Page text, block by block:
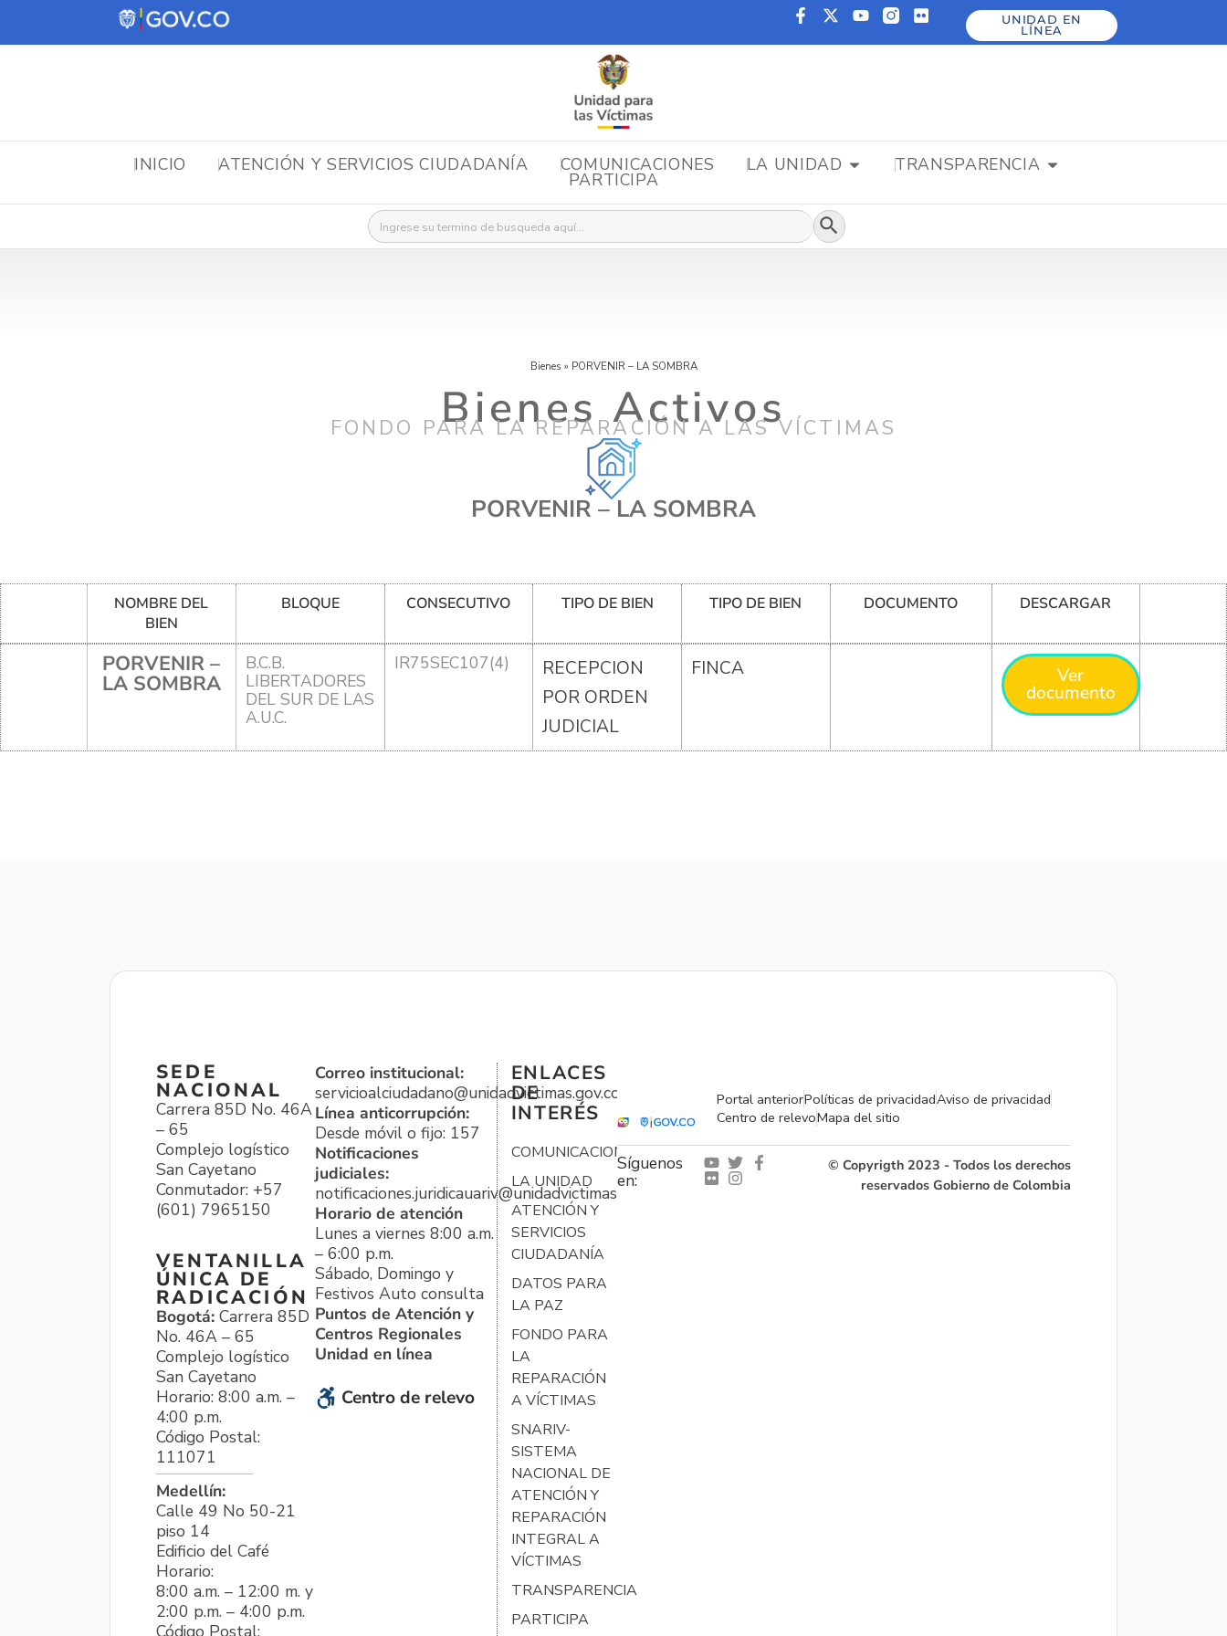
UNIDAD EN
LÍNEA
INICIO ATENCIÓN Y SERVICIOS CIUDADANÍA COMUNICACIONES LA UNIDAD TRANSPARENCIA
PARTICIPA
Buscar: Botón de búsqueda
Bienes » PORVENIR – LA SOMBRA
Bienes Activos
FONDO PARA LA REPARACIÓN A LAS VÍCTIMAS
PORVENIR – LA SOMBRA
NOMBRE DEL
BIEN
BLOQUE CONSECUTIVO TIPO DE BIEN TIPO DE BIEN DOCUMENTO DESCARGAR
PORVENIR –
LA SOMBRA
B.C.B.
LIBERTADORES
DEL SUR DE LAS
A.U.C.
IR75SEC107(4)
RECEPCION
POR ORDEN
JUDICIAL
FINCA Ver
documento
SEDE
NACIONAL
Carrera 85D No. 46A
– 65
Complejo logístico
San Cayetano
Conmutador: +57
(601) 7965150
VENTANILLA
ÚNICA DE
RADICACIÓN
Bogotá: Carrera 85D
No. 46A – 65
Complejo logístico
San Cayetano
Horario: 8:00 a.m. –
4:00 p.m.
Código Postal:
111071
Medellín:
Calle 49 No 50-21
piso 14
Edificio del Café
Horario:
8:00 a.m. – 12:00 m. y
2:00 p.m. – 4:00 p.m.
Correo institucional:
servicioalciudadano@unidadvictimas.gov.co
Línea anticorrupción:
Desde móvil o fijo: 157
Notificaciones
judiciales:
notificaciones.juridicauariv@unidadvictimas.gov.co
Horario de atención
Lunes a viernes 8:00 a.m.
– 6:00 p.m.
Sábado, Domingo y
Festivos Auto consulta
Puntos de Atención y
Centros Regionales
Unidad en línea
Centro de relevo
ENLACES
DE
INTERÉS
COMUNICACIONES
LA UNIDAD
ATENCIÓN Y
SERVICIOS
CIUDADANÍA
DATOS PARA
LA PAZ
FONDO PARA
LA
REPARACIÓN
A VÍCTIMAS
SNARIV-
SISTEMA
NACIONAL DE
ATENCIÓN Y
REPARACIÓN
INTEGRAL A
VÍCTIMAS
TRANSPARENCIA
PARTICIPA
Portal anteriorPolíticas de privacidadAviso de privacidad
Centro de relevoMapa del sitio
Síguenos
en:
© Copyrigth 2023 - Todos los derechos
reservados Gobierno de Colombia